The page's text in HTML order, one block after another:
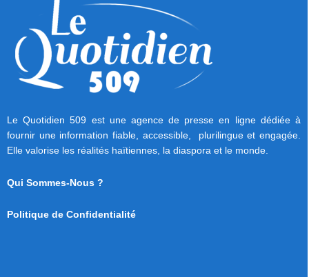
Le Quotidien 509 est une agence de presse en ligne dédiée à
fournir une information fiable, accessible, plurilingue et engagée.
Elle valorise les réalités haïtiennes, la diaspora et le monde.
Qui Sommes-Nous ?
Politique de Confidentialité